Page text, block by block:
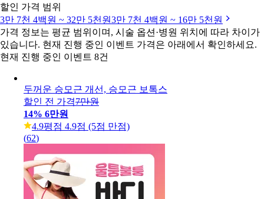
할인 가격 범위
3만 7천 4백원 ~ 32만 5천원3만 7천 4백원 ~ 16만 5천원
가격 정보는 평균 범위이며, 시술 옵션·병원 위치에 따라 차이가
있습니다. 현재 진행 중인 이벤트 가격은 아래에서 확인하세요.
현재 진행 중인 이벤트 8건
두꺼운 승모근 개선, 승모근 보톡스
할인 전 가격7만원
14% 6만원
4.9평점 4.9점 (5점 만점)
(62)